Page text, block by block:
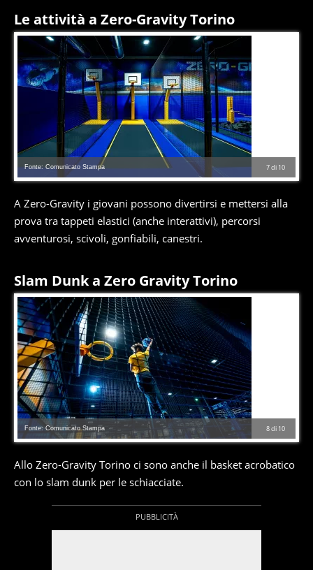
Le attività a Zero-Gravity Torino
7di 10
Fonte: Comunicato Stampa
A Zero-Gravity i giovani possono divertirsi e mettersi alla
prova tra tappeti elastici (anche interattivi), percorsi
avventurosi, scivoli, gonfiabili, canestri.
Slam Dunk a Zero Gravity Torino
8di 10
Fonte: Comunicato Stampa
Allo Zero-Gravity Torino ci sono anche il basket acrobatico
con lo slam dunk per le schiacciate.